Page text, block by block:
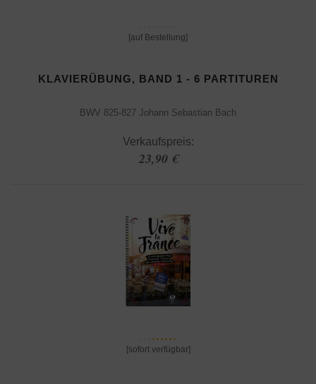
[auf Bestellung]
KLAVIERÜBUNG, BAND 1 - 6 PARTITUREN
BWV 825-827 Johann Sebastian Bach
Verkaufspreis:
23,90 €
[sofort verfügbar]